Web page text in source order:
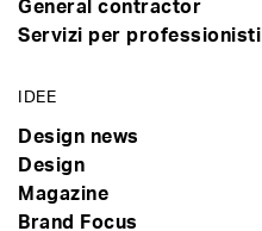
General contractor
Servizi per professionisti
IDEE
Design news
Design
Magazine
Brand Focus